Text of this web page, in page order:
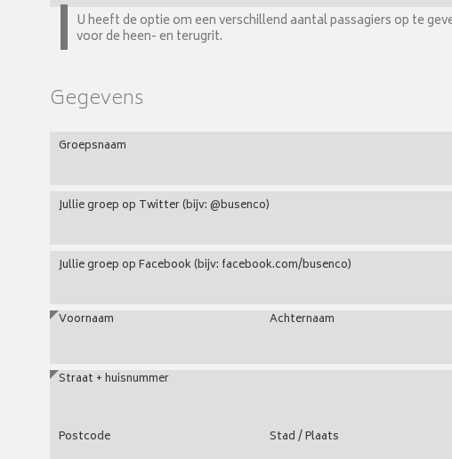
U heeft de optie om een verschillend aantal passagiers op te
voor de heen- en terugrit.
Gegevens
Groepsnaam
Jullie groep op Twitter (bijv: @busenco)
Jullie groep op Facebook (bijv: facebook.com/busenco)
Voornaam Achternaam
Straat + huisnummer
Postcode Stad / Plaats